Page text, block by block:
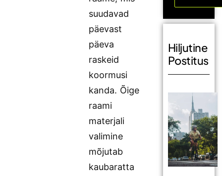
suudavad
päevast
päeva
raskeid
koormusi
kanda. Õige
raami
materjali
valimine
mõjutab
kaubaratta
Hiljutine
Postitus